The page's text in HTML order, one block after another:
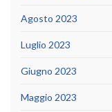
Agosto 2023
Luglio 2023
Giugno 2023
Maggio 2023